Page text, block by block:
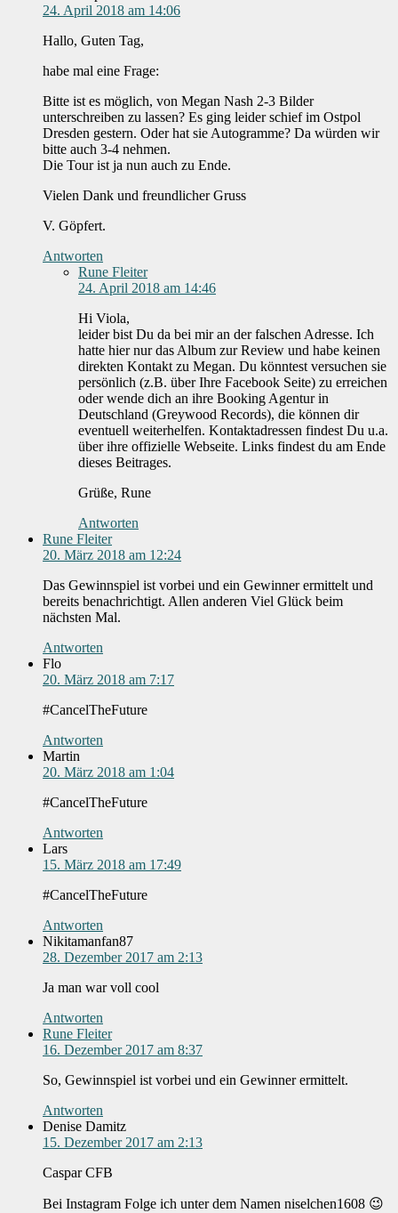
24. April 2018 am 14:06
Hallo, Guten Tag,
habe mal eine Frage:
Bitte ist es möglich, von Megan Nash 2-3 Bilder
unterschreiben zu lassen? Es ging leider schief im Ostpol
Dresden gestern. Oder hat sie Autogramme? Da würden wir
bitte auch 3-4 nehmen.
Die Tour ist ja nun auch zu Ende.
Vielen Dank und freundlicher Gruss
V. Göpfert.
Antworten
Rune Fleiter
24. April 2018 am 14:46
Hi Viola,
leider bist Du da bei mir an der falschen Adresse. Ich
hatte hier nur das Album zur Review und habe keinen
direkten Kontakt zu Megan. Du könntest versuchen sie
persönlich (z.B. über Ihre Facebook Seite) zu erreichen
oder wende dich an ihre Booking Agentur in
Deutschland (Greywood Records), die können dir
eventuell weiterhelfen. Kontaktadressen findest Du u.a.
über ihre offizielle Webseite. Links findest du am Ende
dieses Beitrages.
Grüße, Rune
Antworten
Rune Fleiter
20. März 2018 am 12:24
Das Gewinnspiel ist vorbei und ein Gewinner ermittelt und
bereits benachrichtigt. Allen anderen Viel Glück beim
nächsten Mal.
Antworten
Flo
20. März 2018 am 7:17
#CancelTheFuture
Antworten
Martin
20. März 2018 am 1:04
#CancelTheFuture
Antworten
Lars
15. März 2018 am 17:49
#CancelTheFuture
Antworten
Nikitamanfan87
28. Dezember 2017 am 2:13
Ja man war voll cool
Antworten
Rune Fleiter
16. Dezember 2017 am 8:37
So, Gewinnspiel ist vorbei und ein Gewinner ermittelt.
Antworten
Denise Damitz
15. Dezember 2017 am 2:13
Caspar CFB
Bei Instagram Folge ich unter dem Namen niselchen1608 😉